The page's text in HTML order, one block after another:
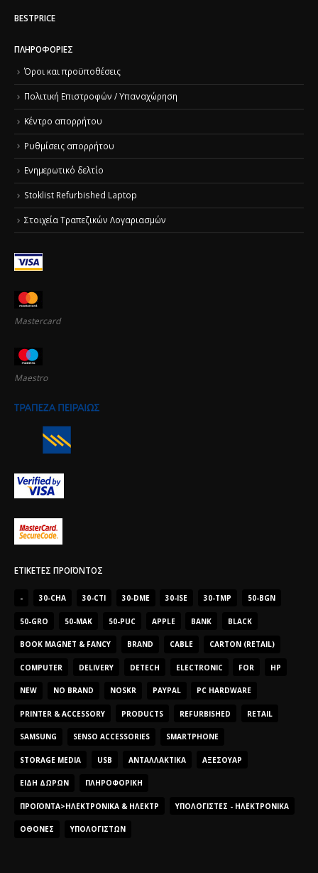
BESTPRICE
ΠΛΗΡΟΦΟΡΊΕΣ
Όροι και προϋποθέσεις
Πολιτική Επιστροφών / Υπαναχώρηση
Κέντρο απορρήτου
Ρυθμίσεις απορρήτου
Ενημερωτικό δελτίο
Stoklist Refurbished Laptop
Στοιχεία Τραπεζικών Λογαριασμών
Mastercard
Maestro
ΕΤΙΚΈΤΕΣ ΠΡΟΪΌΝΤΟΣ
- 30-CHA 30-CTI 30-DME 30-ISE 30-TMP 50-BGN
50-GRO 50-MAK 50-PUC APPLE BANK BLACK
BOOK MAGNET & FANCY BRAND CABLE CARTON (RETAIL)
COMPUTER DELIVERY DETECH ELECTRONIC FOR HP
NEW NO BRAND NOSKR PAYPAL PC HARDWARE
PRINTER & ACCESSORY PRODUCTS REFURBISHED RETAIL
SAMSUNG SENSO ACCESSORIES SMARTPHONE
STORAGE MEDIA USB ΑΝΤΑΛΛΑΚΤΙΚΆ ΑΞΕΣΟΥΆΡ
ΕΊΔΗ ΔΏΡΩΝ ΠΛΗΡΟΦΟΡΙΚΉ
ΠΡΟΪΌΝΤΑ>ΗΛΕΚΤΡΟΝΙΚΆ & ΗΛΕΚΤΡ ΥΠΟΛΟΓΙΣΤΈΣ - ΗΛΕΚΤΡΟΝΙΚΆ
ΟΘΌΝΕΣ ΥΠΟΛΟΓΙΣΤΏΝ